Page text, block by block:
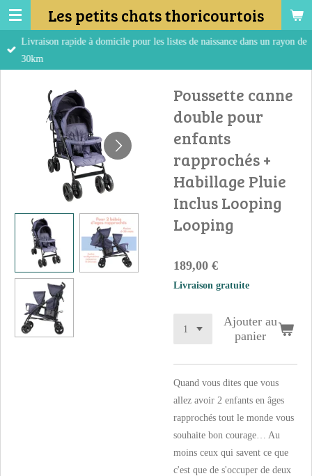
Passer
au
contenu
Les petits chats thoricourtois
Livraison rapide à domicile pour les listes de naissance dans un rayon de
30km
Poussette canne
double pour
enfants
rapprochés +
Habillage Pluie
Inclus Looping
Looping
189,00 €
Livraison gratuite
Ajouter au
panier
Quand vous dites que vous
allez avoir 2 enfants en âges
rapprochés tout le monde vous
souhaite bon courage… Au
moins ceux qui savent ce que
c'est que de s'occuper de deux